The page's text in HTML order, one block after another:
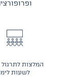
המלצות לתרגול
לשעות